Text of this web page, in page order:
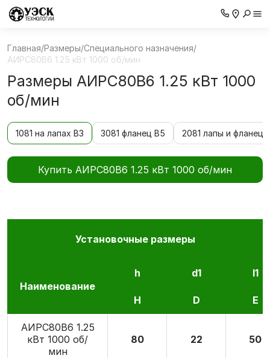
Главная/Размеры/Специального назначения/
АИРС80В6 1.25 кВт 1000 об/мин
Размеры АИРС80В6 1.25 кВт 1000
об/мин
Купить АИРС80В6 1.25 кВт 1000 об/мин
1081 на лапах В3 3081 фланец В5 2081 лапы и фланец
Установочные размеры
Наименование
h d1 l1
H D E
АИРС80В6 1.25
кВт 1000 об/
мин
80 22 50